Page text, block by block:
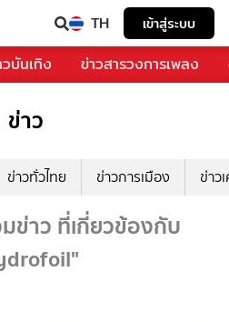
TH เข้าสู่ระบบ
บันเทิง ข่าวสารวงการเพลง
ข่าว
ข่าวทั่วไทย ข่าวการเมือง ข่าว
ข่าว ที่เกี่ยวข้องกับ